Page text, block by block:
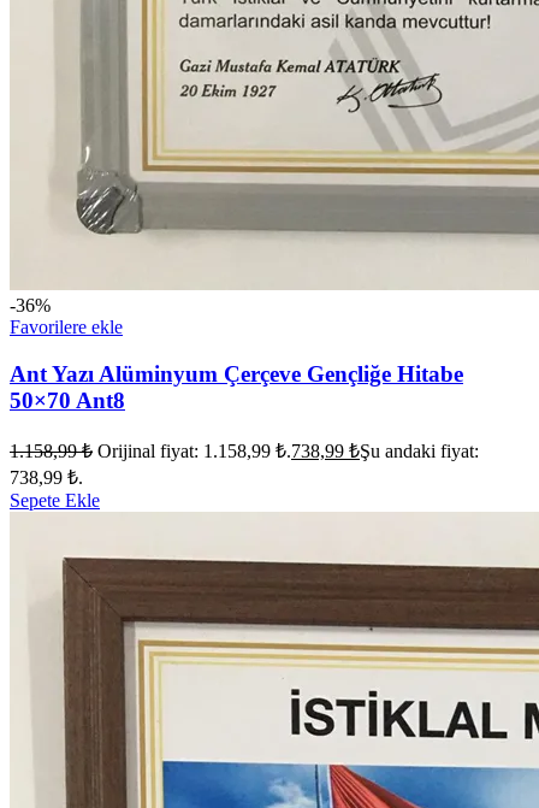
-36%
Favorilere ekle
Ant Yazı Alüminyum Çerçeve Gençliğe Hitabe
50×70 Ant8
1.158,99₺ Orijinal fiyat: 1.158,99 ₺.738,99 ₺Şu andaki fiyat:
738,99 ₺.
Sepete Ekle